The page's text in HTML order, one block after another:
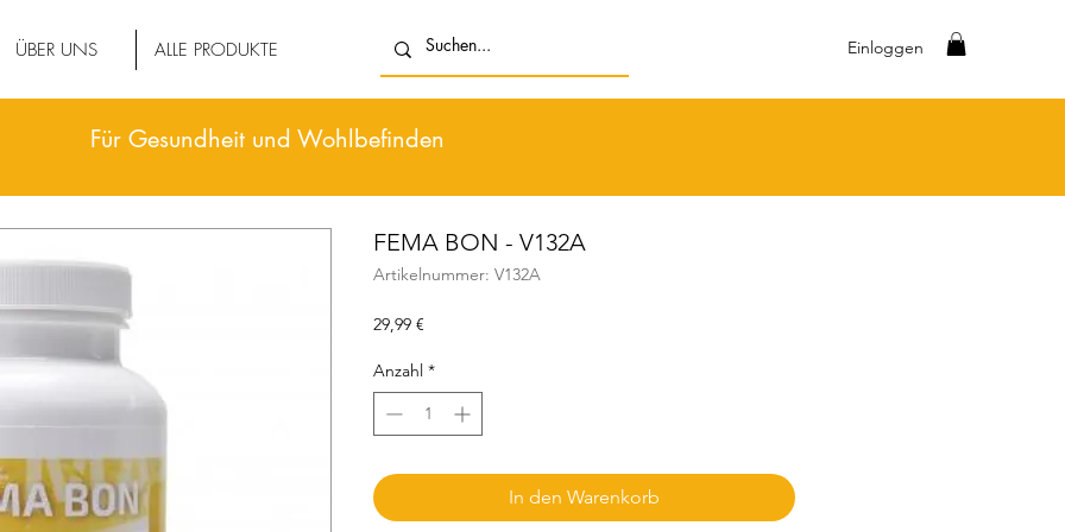
Einloggen
ÜBER UNS ALLE PRODUKTE
Für Gesundheit und Wohlbefinden
FEMA BON - V132A
Artikelnummer: V132A
29,99 €
Anzahl *
In den Warenkorb